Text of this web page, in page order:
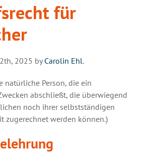
für
2025 by Carolin Ehl.
natürliche Person, die ein
abschließt, die überwiegend
noch ihrer selbstständigen
zugerechnet werden können.)